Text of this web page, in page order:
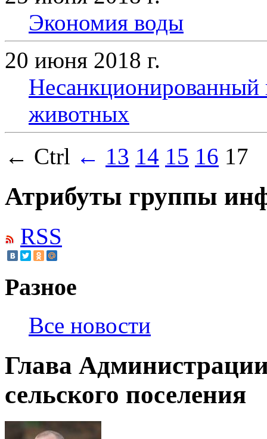
Экономия воды
20 июня 2018 г.
Несанкционированный
животных
← Ctrl ← 13 14 15 16 17
Атрибуты группы
RSS
Разное
Все новости
Глава
сельского поселения